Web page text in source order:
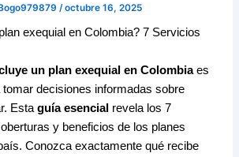
/octubre 16, 2025
exequial en Colombia? 7 Servicios
un plan exequial en Colombiaes
tomar decisiones informadas sobre
Estaguía esencial revela los 7
y beneficios de los planes
Conozca exactamente qué recibe